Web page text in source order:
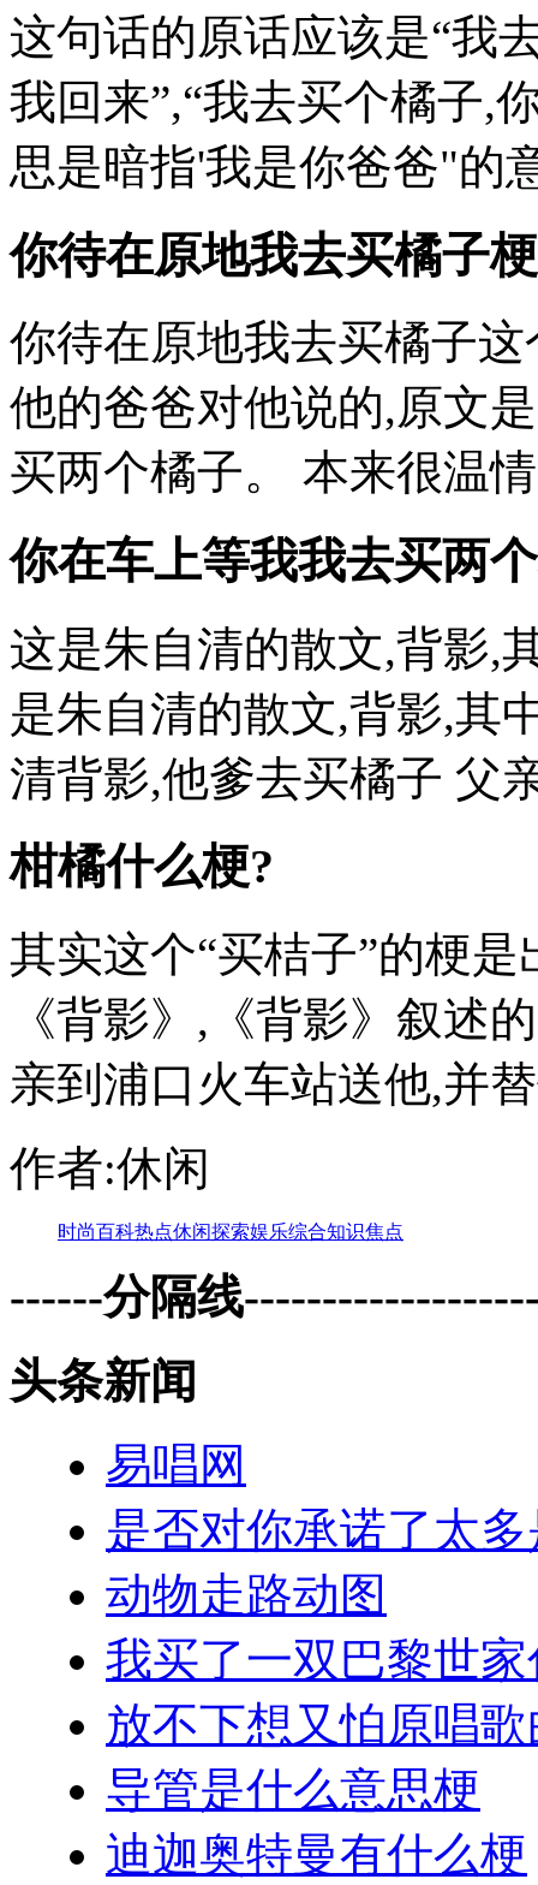
这句话的原话应该是“我
我回来”,“我去买个橘子,
思是暗指'我是你爸爸"的
你待在原地我去买橘子
你待在原地我去买橘子
他的爸爸对他说的,原文
买两个橘子。 本来很温
你在车上等我我去买两
这是朱自清的散文,背影,
是朱自清的散文,背影,其
清背影,他爹去买橘子 父
柑橘什么梗?
其实这个“买桔子”的梗
《背影》,《背影》叙述
亲到浦口火车站送他,并
作者:休闲
时尚百科热点休闲探索娱乐综合知识焦点
------分隔线
头条新闻
易唱网
是否对你承诺了太
动物走路动图
我买了一双巴黎世
放不下想又怕原唱歌
导管是什么意思梗
迪迦奥特曼有什么梗